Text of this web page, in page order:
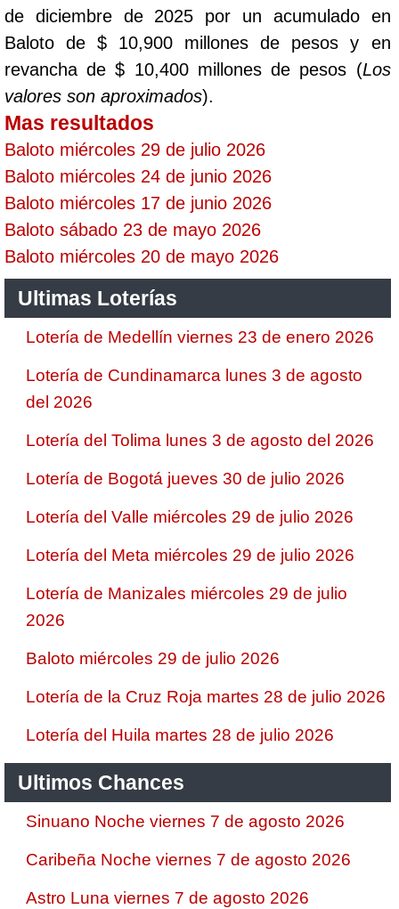
de diciembre de 2025 por un acumulado en
Baloto de $ 10,900 millones de pesos y en
revancha de $ 10,400 millones de pesos (Los
valores son aproximados).
Mas resultados
Baloto miércoles 29 de julio 2026
Baloto miércoles 24 de junio 2026
Baloto miércoles 17 de junio 2026
Baloto sábado 23 de mayo 2026
Baloto miércoles 20 de mayo 2026
Ultimas Loterías
Lotería de Medellín viernes 23 de enero 2026
Lotería de Cundinamarca lunes 3 de agosto
del 2026
Lotería del Tolima lunes 3 de agosto del 2026
Lotería de Bogotá jueves 30 de julio 2026
Lotería del Valle miércoles 29 de julio 2026
Lotería del Meta miércoles 29 de julio 2026
Lotería de Manizales miércoles 29 de julio
2026
Baloto miércoles 29 de julio 2026
Lotería de la Cruz Roja martes 28 de julio 2026
Lotería del Huila martes 28 de julio 2026
Ultimos Chances
Sinuano Noche viernes 7 de agosto 2026
Caribeña Noche viernes 7 de agosto 2026
Astro Luna viernes 7 de agosto 2026